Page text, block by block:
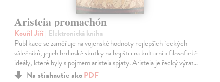
Aristeia promachón
Kouřil Jiří | Elektronická kniha
Publikace se zaměřuje na vojenské hodnoty nejlepších řeckých
válečníků, jejich hrdinské skutky na bojišti i na kulturní a filosofické
ideály, které byly s pojmem aristeia spjaty. Aristeia je řecký výraz…
Na stiahnutie ako PDF